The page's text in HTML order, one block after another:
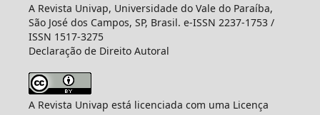
A Revista Univap, Universidade do Vale do Paraíba,
São José dos Campos, SP, Brasil. e-ISSN 2237-1753 /
ISSN 1517-3275
Declaração de Direito Autoral
A Revista Univap está licenciada com uma Licença